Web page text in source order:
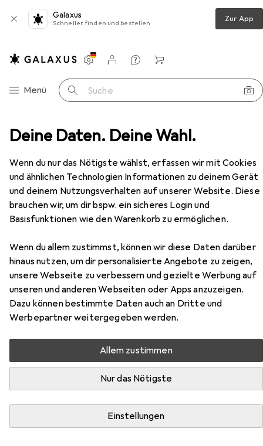
Deine Daten. Deine Wahl.
Wenn du nur das Nötigste wählst, erfassen wir mit Cookies
und ähnlichen Technologien Informationen zu deinem Gerät
und deinem Nutzungsverhalten auf unserer Website. Diese
brauchen wir, um dir bspw. ein sicheres Login und
Basisfunktionen wie den Warenkorb zu ermöglichen.
Wenn du allem zustimmst, können wir diese Daten darüber
hinaus nutzen, um dir personalisierte Angebote zu zeigen,
unsere Webseite zu verbessern und gezielte Werbung auf
unseren und anderen Webseiten oder Apps anzuzeigen.
Dazu können bestimmte Daten auch an Dritte und
Werbepartner weitergegeben werden.
Allem zustimmen
Nur das Nötigste
Einstellungen
Galaxus
Schneller finden und bestellen Zur App
Navigation nach Kategorien
Menü Suche
Einstellungen
Kundenkonto
Vergleichslisten
Merklisten
Warenkorb
+ Teppiche Teppich Homie Living Sienna
EUR
420,–
Homie LivingSienna
Zubehör für Homie Living Sienna
Hier findest du passendes Zubehör zum Produkt Homie
Living Sienna aus den Kategorien Nassreiniger Zubehör,
Reinigungsmittel und Waschmittel + Textilpflege.
Relevanz